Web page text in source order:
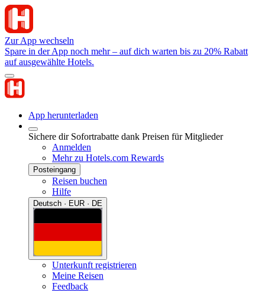
Zur App wechseln
Spare in der App noch mehr – auf dich warten bis zu 20% Rabatt
auf ausgewählte Hotels.
App herunterladen
Sichere dir Sofortrabatte dank Preisen für Mitglieder
Anmelden
Mehr zu Hotels.com Rewards
Posteingang
Reisen buchen
Hilfe
Deutsch · EUR · DE
Unterkunft registrieren
Meine Reisen
Feedback